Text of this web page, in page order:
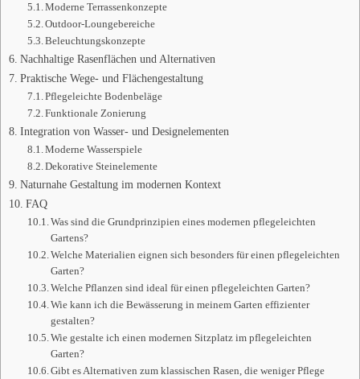
Moderne Terrassenkonzepte
Outdoor-Loungebereiche
Beleuchtungskonzepte
Nachhaltige Rasenflächen und Alternativen
Praktische Wege- und Flächengestaltung
Pflegeleichte Bodenbeläge
Funktionale Zonierung
Integration von Wasser- und Designelementen
Moderne Wasserspiele
Dekorative Steinelemente
Naturnahe Gestaltung im modernen Kontext
FAQ
Was sind die Grundprinzipien eines modernen pflegeleichten
Gartens?
Welche Materialien eignen sich besonders für einen pflegeleichten
Garten?
Welche Pflanzen sind ideal für einen pflegeleichten Garten?
Wie kann ich die Bewässerung in meinem Garten effizienter
gestalten?
Wie gestalte ich einen modernen Sitzplatz im pflegeleichten
Garten?
Gibt es Alternativen zum klassischen Rasen, die weniger Pflege